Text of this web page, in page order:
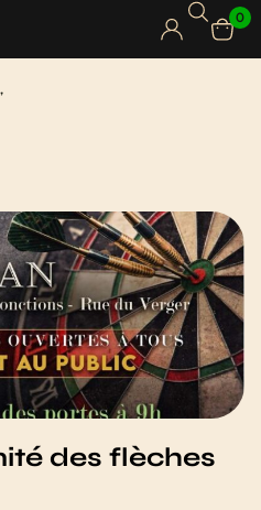
0
des flèches